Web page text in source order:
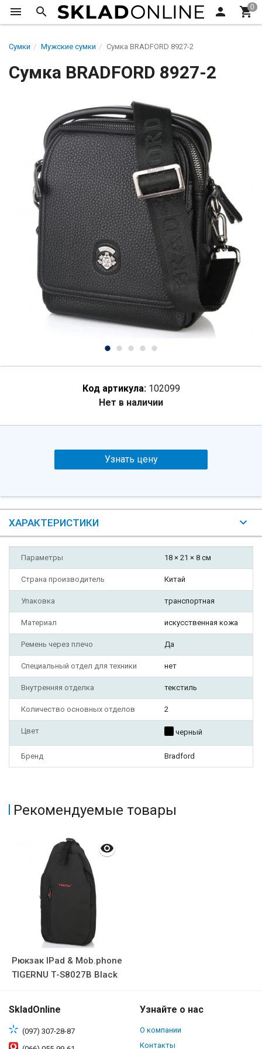
Сумки Мужские сумки Сумка BRADFORD 8927-2
Сумка BRADFORD 8927-2
Код артикула: 102099
Нет в наличии
Узнать цену
ХАРАКТЕРИСТИКИ
Параметры 18 × 21 × 8 см
Страна производитель Китай
Упаковка транспортная
Материал искусственная кожа
Ремень через плечо Да
Специальный отдел для техники нет
Внутренняя отделка текстиль
Количество основных отделов 2
Цвет черный
Бренд Bradford
Рекомендуемые товары
Рюкзак IPad & Mob.phone
TIGERNU Т-S8027B Black
SkladOnline
(097) 307-28-87
Узнайте о нас
О компании
Контакты